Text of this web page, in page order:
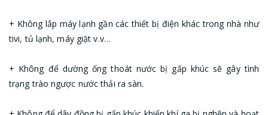
+ Không lắp máy lạnh gần các thiết bị điện khác trong nhà như
tivi, tủ lạnh, máy giặt v.v…
+ Không để dường ống thoát nước bị gấp khúc sẽ gây tình
trạng trào ngược nước thải ra sàn.